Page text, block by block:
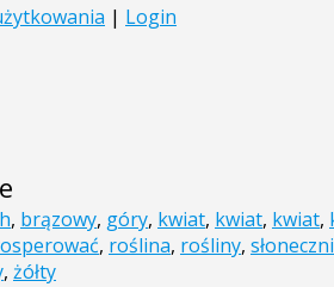
, brązowy, góry, kwiat, kwiat, kwiat,
, roślina, rośliny,
, żółty